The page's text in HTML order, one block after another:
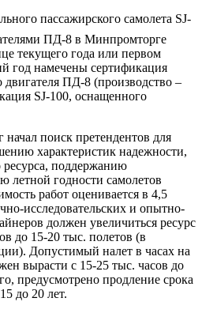
пассажирского самолета SJ-
ПД-8 в Минпромторге
текущего года или первом
год намечены сертификация
двигателя ПД-8 (производство –
SJ-100, оснащенного
поиск претендентов для
характеристик надежности,
поддержанию
летной годности самолетов
работ оценивается в 4,5
исследовательских и опытно-
должен увеличиться ресурс
до 15-20 тыс. полетов (в
Допустимый налет в часах на
вырасти с 15-25 тыс. часов до
предусмотрено продление срока
до 20 лет.